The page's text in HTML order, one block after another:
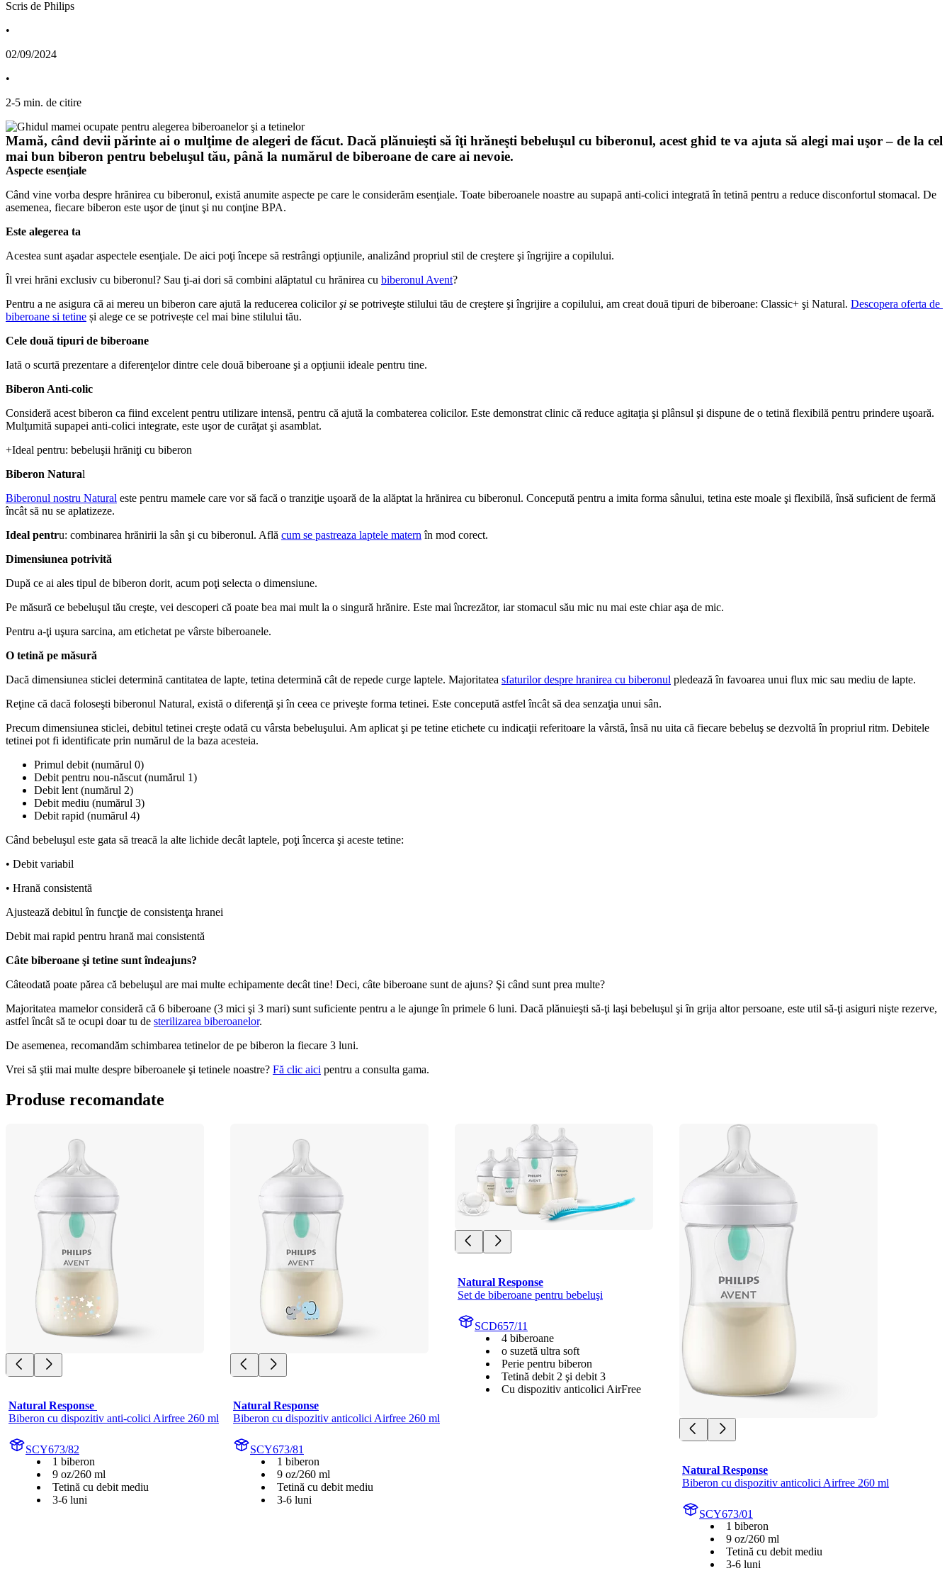
Scris de Philips
•
02/09/2024
•
2-5 min. de citire
Mamă, când devii părinte ai o mulţime de alegeri de făcut. Dacă plănuieşti să îţi hrăneşti bebeluşul cu biberonul, acest ghid te va ajuta să alegi mai uşor – de la cel
mai bun biberon pentru bebeluşul tău, până la numărul de biberoane de care ai nevoie.
Aspecte esenţiale
Când vine vorba despre hrănirea cu biberonul, există anumite aspecte pe care le considerăm esenţiale. Toate biberoanele noastre au supapă anti-colici integrată în tetină pentru a reduce disconfortul stomacal. De
asemenea, fiecare biberon este uşor de ţinut şi nu conţine BPA.
Este alegerea ta
Acestea sunt aşadar aspectele esenţiale. De aici poţi începe să restrângi opţiunile, analizând propriul stil de creştere şi îngrijire a copilului.
Îl vrei hrăni exclusiv cu biberonul? Sau ţi-ai dori să combini alăptatul cu hrănirea cu biberonul Avent?
Pentru a ne asigura că ai mereu un biberon care ajută la reducerea colicilor şi se potriveşte stilului tău de creştere şi îngrijire a copilului, am creat două tipuri de biberoane: Classic+ şi Natural. Descopera oferta de
biberoane si tetine și alege ce se potrivește cel mai bine stilului tău.
Cele două tipuri de biberoane
Iată o scurtă prezentare a diferenţelor dintre cele două biberoane şi a opţiunii ideale pentru tine.
Biberon Anti-colic
Consideră acest biberon ca fiind excelent pentru utilizare intensă, pentru că ajută la combaterea colicilor. Este demonstrat clinic că reduce agitaţia şi plânsul şi dispune de o tetină flexibilă pentru prindere uşoară.
Mulţumită supapei anti-colici integrate, este uşor de curăţat şi asamblat.
+Ideal pentru: bebeluşii hrăniţi cu biberon
Biberon Natural
Biberonul nostru Natural este pentru mamele care vor să facă o tranziţie uşoară de la alăptat la hrănirea cu biberonul. Concepută pentru a imita forma sânului, tetina este moale şi flexibilă, însă suficient de fermă
încât să nu se aplatizeze.
Ideal pentru: combinarea hrănirii la sân şi cu biberonul. Află cum se pastreaza laptele matern în mod corect.
Dimensiunea potrivită
După ce ai ales tipul de biberon dorit, acum poţi selecta o dimensiune.
Pe măsură ce bebeluşul tău creşte, vei descoperi că poate bea mai mult la o singură hrănire. Este mai încrezător, iar stomacul său mic nu mai este chiar aşa de mic.
Pentru a-ţi uşura sarcina, am etichetat pe vârste biberoanele.
O tetină pe măsură
Dacă dimensiunea sticlei determină cantitatea de lapte, tetina determină cât de repede curge laptele. Majoritatea sfaturilor despre hranirea cu biberonul pledează în favoarea unui flux mic sau mediu de lapte.
Reţine că dacă foloseşti biberonul Natural, există o diferenţă şi în ceea ce priveşte forma tetinei. Este concepută astfel încât să dea senzaţia unui sân.
Precum dimensiunea sticlei, debitul tetinei creşte odată cu vârsta bebeluşului. Am aplicat şi pe tetine etichete cu indicaţii referitoare la vârstă, însă nu uita că fiecare bebeluş se dezvoltă în propriul ritm. Debitele
tetinei pot fi identificate prin numărul de la baza acesteia.
Primul debit (numărul 0)
Debit pentru nou-născut (numărul 1)
Debit lent (numărul 2)
Debit mediu (numărul 3)
Debit rapid (numărul 4)
Când bebeluşul este gata să treacă la alte lichide decât laptele, poţi încerca şi aceste tetine:
• Debit variabil
• Hrană consistentă
Ajustează debitul în funcţie de consistenţa hranei
Debit mai rapid pentru hrană mai consistentă
Câte biberoane şi tetine sunt îndeajuns?
Câteodată poate părea că bebeluşul are mai multe echipamente decât tine! Deci, câte biberoane sunt de ajuns? Şi când sunt prea multe?
Majoritatea mamelor consideră că 6 biberoane (3 mici şi 3 mari) sunt suficiente pentru a le ajunge în primele 6 luni. Dacă plănuieşti să-ţi laşi bebeluşul şi în grija altor persoane, este util să-ţi asiguri nişte rezerve,
astfel încât să te ocupi doar tu de sterilizarea biberoanelor.
De asemenea, recomandăm schimbarea tetinelor de pe biberon la fiecare 3 luni.
Vrei să ştii mai multe despre biberoanele şi tetinele noastre? Fă clic aici pentru a consulta gama.
Produse recomandate
Natural Response
Biberon cu dispozitiv anti-colici Airfree 260 ml
SCY673/82
1 biberon
9 oz/260 ml
Tetină cu debit mediu
3-6 luni
Natural Response
Biberon cu dispozitiv anticolici Airfree 260 ml
SCY673/81
1 biberon
9 oz/260 ml
Tetină cu debit mediu
3-6 luni
Natural Response
Set de biberoane pentru bebeluşi
SCD657/11
4 biberoane
o suzetă ultra soft
Perie pentru biberon
Tetină debit 2 şi debit 3
Cu dispozitiv anticolici AirFree
Natural Response
Biberon cu dispozitiv anticolici Airfree 260 ml
SCY673/01
1 biberon
9 oz/260 ml
Tetină cu debit mediu
3-6 luni